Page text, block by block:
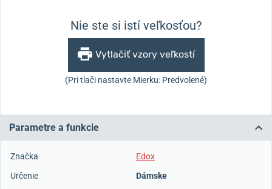
Nie ste si istí veľkosťou?
Vytlačiť vzory veľkostí
(Pri tlači nastavte Mierku: Predvolené)
Parametre a funkcie
Značka
Edox
Určenie
Dámske